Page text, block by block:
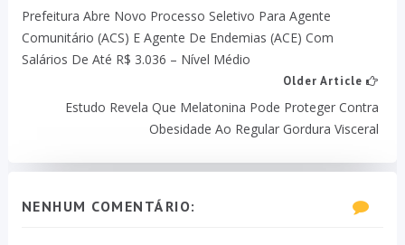
Prefeitura Abre Novo Processo Seletivo Para Agente
Comunitário (ACS) E Agente De Endemias (ACE) Com
Salários De Até R$ 3.036 – Nível Médio
Older Article
Estudo Revela Que Melatonina Pode Proteger Contra
Obesidade Ao Regular Gordura Visceral
NENHUM COMENTÁRIO: